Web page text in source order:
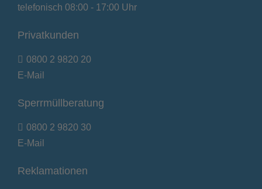
telefonisch 08:00 - 17:00 Uhr
Privatkunden
0800 2 9820 20
E-Mail
Sperrmüllberatung
0800 2 9820 30
E-Mail
Reklamationen